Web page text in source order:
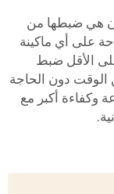
هي ضبطها من
على أي ماكينة
الأقل ضبط
الوقت دون الحاجة
وكفاءة أكبر مع